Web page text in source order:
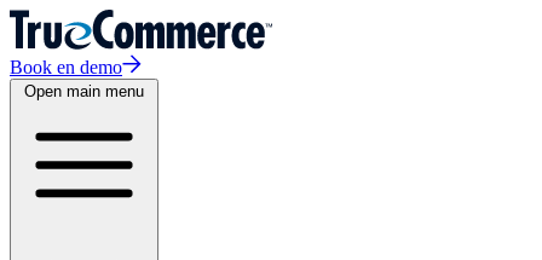
Book en demo
Open main menu